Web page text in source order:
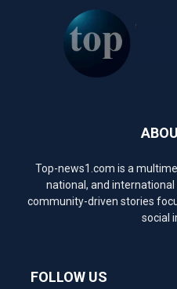
Top-news1.com is a
national, and
community-driven stories
social
FOLLOW US